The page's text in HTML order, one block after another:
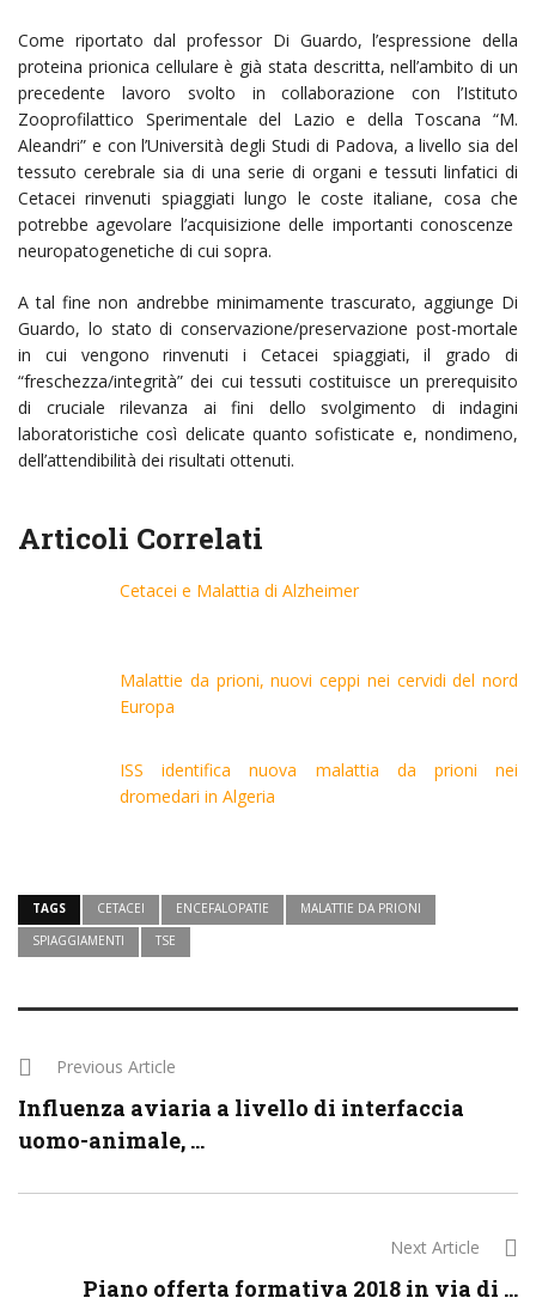
Come riportato dal professor Di Guardo, l’espressione della
proteina prionica cellulare è già stata descritta, nell’ambito di un
precedente lavoro svolto in collaborazione con l’Istituto
Zooprofilattico Sperimentale del Lazio e della Toscana “M.
Aleandri” e con l’Università degli Studi di Padova, a livello sia del
tessuto cerebrale sia di una serie di organi e tessuti linfatici di
Cetacei rinvenuti spiaggiati lungo le coste italiane, cosa che
potrebbe agevolare l’acquisizione delle importanti conoscenze
neuropatogenetiche di cui sopra.
A tal fine non andrebbe minimamente trascurato, aggiunge Di
Guardo, lo stato di conservazione/preservazione post-mortale
in cui vengono rinvenuti i Cetacei spiaggiati, il grado di
“freschezza/integrità” dei cui tessuti costituisce un prerequisito
di cruciale rilevanza ai fini dello svolgimento di indagini
laboratoristiche così delicate quanto sofisticate e, nondimeno,
dell’attendibilità dei risultati ottenuti.
Articoli Correlati
Cetacei e Malattia di Alzheimer
Malattie da prioni, nuovi ceppi nei cervidi del nord
Europa
ISS identifica nuova malattia da prioni nei
dromedari in Algeria
TAGS CETACEI ENCEFALOPATIE
MALATTIE DA PRIONI
SPIAGGIAMENTI
TSE
Previous Article
Influenza aviaria a livello di interfaccia
uomo-animale, ...
Next Article
Piano offerta formativa 2018 in via di ...